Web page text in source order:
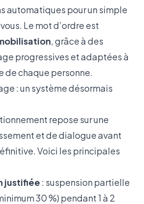
automatiques pour un simple
Le mot d’ordre est
, grâce à des
progressives et adaptées à
de chaque personne.
: un système désormais
repose sur une
et de dialogue avant
Voici les principales
justifiée : suspension partielle
30 %) pendant 1 à 2